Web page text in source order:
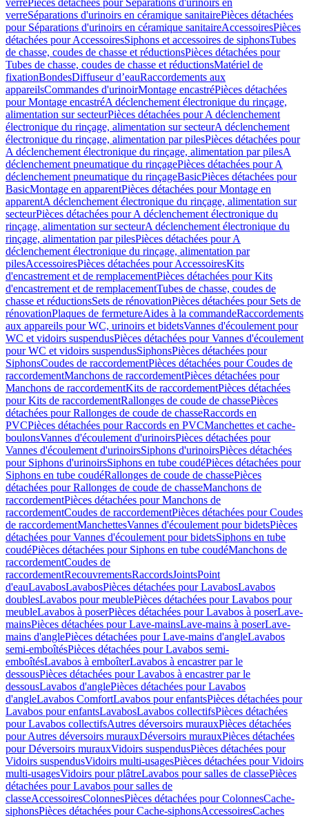
verrePièces détachées pour Séparations d'urinoirs en
verreSéparations d'urinoirs en céramique sanitairePièces détachées
pour Séparations d'urinoirs en céramique sanitaireAccessoiresPièces
détachées pour AccessoiresSiphons et accessoires de siphonsTubes
de chasse, coudes de chasse et réductionsPièces détachées pour
Tubes de chasse, coudes de chasse et réductionsMatériel de
fixationBondesDiffuseur d’eauRaccordements aux
appareilsCommandes d'urinoirMontage encastréPièces détachées
pour Montage encastréA déclenchement électronique du rinçage,
alimentation sur secteurPièces détachées pour A déclenchement
électronique du rinçage, alimentation sur secteurA déclenchement
électronique du rinçage, alimentation par pilesPièces détachées pour
A déclenchement électronique du rinçage, alimentation par pilesA
déclenchement pneumatique du rinçagePièces détachées pour A
déclenchement pneumatique du rinçageBasicPièces détachées pour
BasicMontage en apparentPièces détachées pour Montage en
apparentA déclenchement électronique du rinçage, alimentation sur
secteurPièces détachées pour A déclenchement électronique du
rinçage, alimentation sur secteurA déclenchement électronique du
rinçage, alimentation par pilesPièces détachées pour A
déclenchement électronique du rinçage, alimentation par
pilesAccessoiresPièces détachées pour AccessoiresKits
d'encastrement et de remplacementPièces détachées pour Kits
d'encastrement et de remplacementTubes de chasse, coudes de
chasse et réductionsSets de rénovationPièces détachées pour Sets de
rénovationPlaques de fermetureAides à la commandeRaccordements
aux appareils pour WC, urinoirs et bidetsVannes d'écoulement pour
WC et vidoirs suspendusPièces détachées pour Vannes d'écoulement
pour WC et vidoirs suspendusSiphonsPièces détachées pour
SiphonsCoudes de raccordementPièces détachées pour Coudes de
raccordementManchons de raccordementPièces détachées pour
Manchons de raccordementKits de raccordementPièces détachées
pour Kits de raccordementRallonges de coude de chassePièces
détachées pour Rallonges de coude de chasseRaccords en
PVCPièces détachées pour Raccords en PVCManchettes et cache-
boulonsVannes d'écoulement d'urinoirsPièces détachées pour
Vannes d'écoulement d'urinoirsSiphons d'urinoirsPièces détachées
pour Siphons d'urinoirsSiphons en tube coudéPièces détachées pour
Siphons en tube coudéRallonges de coude de chassePièces
détachées pour Rallonges de coude de chasseManchons de
raccordementPièces détachées pour Manchons de
raccordementCoudes de raccordementPièces détachées pour Coudes
de raccordementManchettesVannes d'écoulement pour bidetsPièces
détachées pour Vannes d'écoulement pour bidetsSiphons en tube
coudéPièces détachées pour Siphons en tube coudéManchons de
raccordementCoudes de
raccordementRecouvrementsRaccordsJointsPoint
d'eauLavabosLavabosPièces détachées pour LavabosLavabos
doublesLavabos pour meublePièces détachées pour Lavabos pour
meubleLavabos à poserPièces détachées pour Lavabos à poserLave-
mainsPièces détachées pour Lave-mainsLave-mains à poserLave-
mains d'anglePièces détachées pour Lave-mains d'angleLavabos
semi-emboîtésPièces détachées pour Lavabos semi-
emboîtésLavabos à emboîterLavabos à encastrer par le
dessousPièces détachées pour Lavabos à encastrer par le
dessousLavabos d'anglePièces détachées pour Lavabos
d'angleLavabos ComfortLavabos pour enfantsPièces détachées pour
Lavabos pour enfantsLavabosLavabos collectifsPièces détachées
pour Lavabos collectifsAutres déversoirs murauxPièces détachées
pour Autres déversoirs murauxDéversoirs murauxPièces détachées
pour Déversoirs murauxVidoirs suspendusPièces détachées pour
Vidoirs suspendusVidoirs multi-usagesPièces détachées pour Vidoirs
multi-usagesVidoirs pour plâtreLavabos pour salles de classePièces
détachées pour Lavabos pour salles de
classeAccessoiresColonnesPièces détachées pour ColonnesCache-
siphonsPièces détachées pour Cache-siphonsAccessoiresCaches